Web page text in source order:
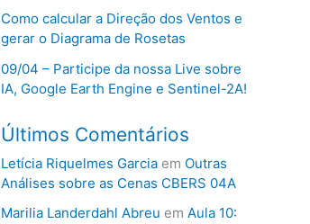
Como calcular a Direção dos Ventos e
gerar o Diagrama de Rosetas
09/04 – Participe da nossa Live sobre
IA, Google Earth Engine e Sentinel-2A!
Últimos Comentários
Letícia Riquelmes Garciaem Outras
Análises sobre as Cenas CBERS 04A
Marilia Landerdahl Abreu em Aula 10: